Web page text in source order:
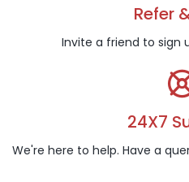
Refer
Invite a friend to sign
24X7
We're here to help. Have a